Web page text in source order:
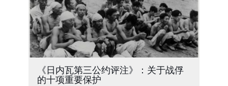
《日内瓦第三公约评注》：关于战俘
的十项重要保护